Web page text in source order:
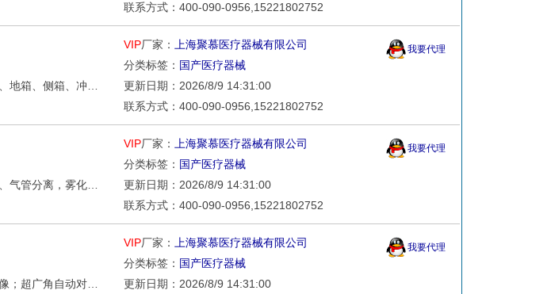
联系方式：400-090-0956,15221802752
VIP厂家：
上海聚慕医疗器械有限公司
分类标签： 国产医疗器械
更新日期：2026/8/9 14:31:00
联系方式：400-090-0956,15221802752
我要代理
VIP厂家：
上海聚慕医疗器械有限公司
分类标签： 国产医疗器械
更新日期：2026/8/9 14:31:00
联系方式：400-090-0956,15221802752
我要代理
VIP厂家：
上海聚慕医疗器械有限公司
分类标签： 国产医疗器械
更新日期：2026/8/9 14:31:00
我要代理